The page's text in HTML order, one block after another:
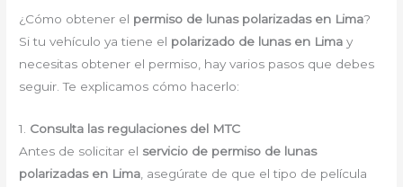
¿Cómo obtener el permiso de lunas polarizadas en Lima?
Si tu vehículo ya tiene el polarizado de lunas en Lima y
necesitas obtener el permiso, hay varios pasos que debes
seguir. Te explicamos cómo hacerlo:
1. Consulta las regulaciones del MTC
Antes de solicitar el servicio de permiso de lunas
polarizadas en Lima, asegúrate de que el tipo de película